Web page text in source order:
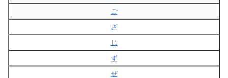
ご
ざ
じ
ず
ぜ